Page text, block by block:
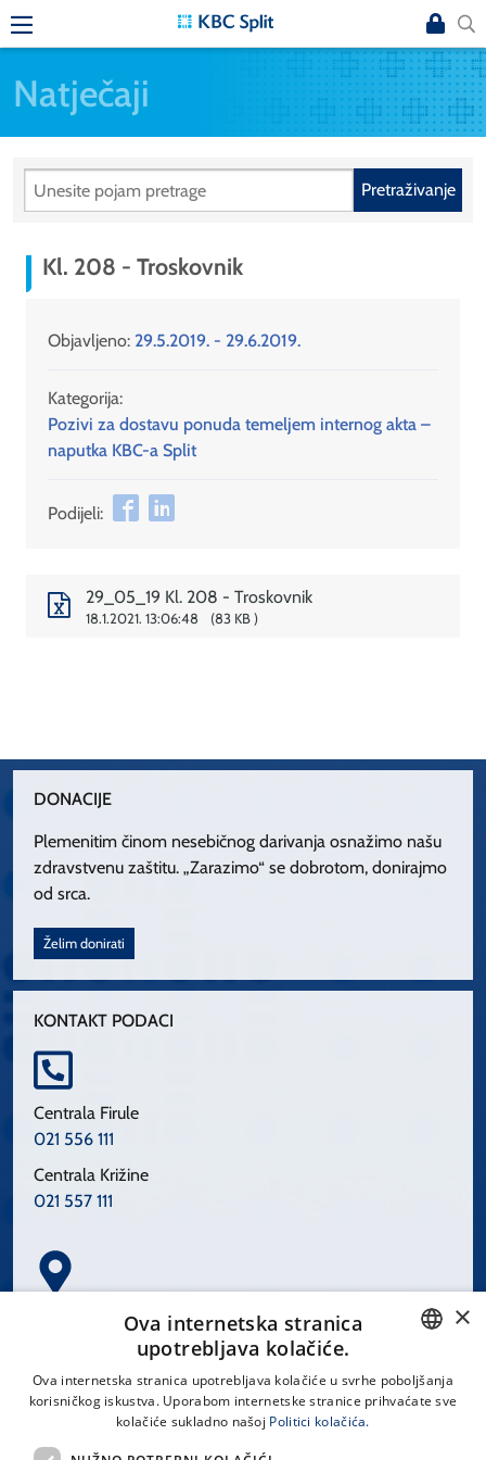
Natječaji
Pretraživanje
Kl. 208 - Troskovnik
Objavljeno: 29.5.2019. - 29.6.2019.
Kategorija:
Pozivi za dostavu ponuda temeljem internog akta –
naputka KBC-a Split
Podijeli:
29_05_19 Kl. 208 - Troskovnik
18.1.2021. 13:06:48 83 KB
DONACIJE
Plemenitim činom nesebičnog darivanja osnažimo našu
zdravstvenu zaštitu. „Zarazimo“ se dobrotom, donirajmo
od srca.
Želim donirati
KONTAKT PODACI
Centrala Firule
021 556 111
Centrala Križine
021 557 111
Spinčićeva 1, 21000 Split
CROATIAN
×
Ova internetska stranica
upotrebljava kolačiće.
Ova internetska stranica upotrebljava kolačiće u svrhe poboljšanja
korisničkog iskustva. Uporabom internetske stranice prihvaćate sve
kolačiće sukladno našoj Politici kolačića.